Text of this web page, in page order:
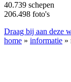
40.739 schepen
206.498 foto's
Draag bij aan deze
home » informatie »